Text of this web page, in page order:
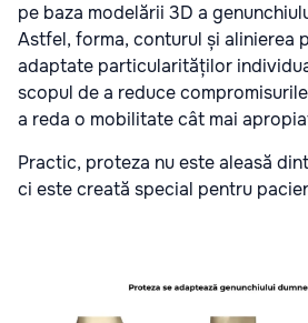
pe baza modelării 3D a
Astfel, forma, conturul și alinierea
adaptate particularităților
scopul de a reduce
a reda o mobilitate cât mai
Practic, proteza nu este aleasă
ci este creată special pentru